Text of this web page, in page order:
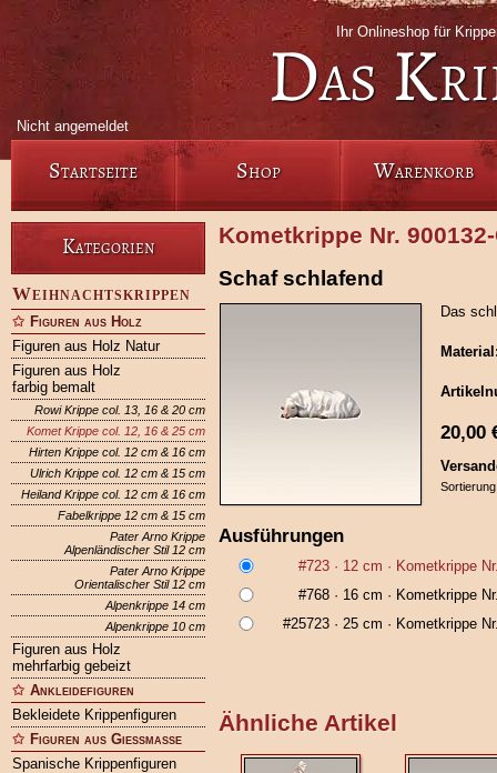
Ihr Onlineshop für
Das
Nicht angemeldet
Startseite Shop Warenkorb
Kategorien
Weihnachtskrippen
Figuren aus Holz
Figuren aus Holz Natur
Figuren aus Holz
farbig bemalt
Rowi Krippe col. 13, 16 & 20 cm
Komet Krippe col. 12, 16 & 25 cm
Hirten Krippe col. 12 cm & 16 cm
Ulrich Krippe col. 12 cm & 15 cm
Heiland Krippe col. 12 cm & 16 cm
Fabelkrippe 12 cm & 15 cm
Pater Arno Krippe
Alpenländischer Stil 12 cm
Pater Arno Krippe
Orientalischer Stil 12 cm
Alpenkrippe 14 cm
Alpenkrippe 10 cm
Figuren aus Holz
mehrfarbig gebeizt
Ankleidefiguren
Bekleidete Krippenfiguren
Figuren aus Gießmasse
Spanische Krippenfiguren
Kometkrippe Nr.
Schaf schlafend
Das
20,00
Ausführungen
#723 · 12 cm · Kometkrippe
#768 · 16 cm · Kometkrippe
#25723 · 25 cm · Kometkrippe
Ähnliche Artikel